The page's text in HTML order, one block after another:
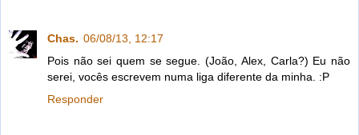
Chas. 06/08/13, 12:17
Pois não sei quem se segue. (João, Alex, Carla?) Eu não
serei, vocês escrevem numa liga diferente da minha. :P
Responder